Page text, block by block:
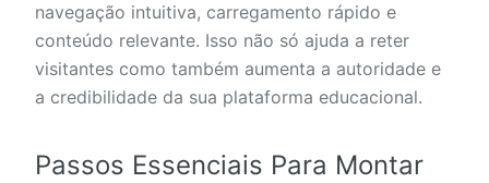
navegação intuitiva, carregamento rápido e
conteúdo relevante. Isso não só ajuda a reter
visitantes como também aumenta a autoridade e
a credibilidade da sua plataforma educacional.
Passos Essenciais Para Montar